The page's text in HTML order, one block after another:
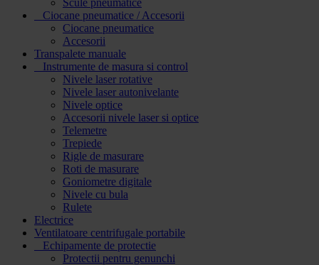
Ciocane pneumatice / Accesorii
Ciocane pneumatice
Accesorii
Transpalete manuale
Instrumente de masura si control
Nivele laser rotative
Nivele laser autonivelante
Nivele optice
Accesorii nivele laser si optice
Telemetre
Trepiede
Rigle de masurare
Roti de masurare
Goniometre digitale
Nivele cu bula
Rulete
Electrice
Ventilatoare centrifugale portabile
Echipamente de protectie
Protectii pentru genunchi